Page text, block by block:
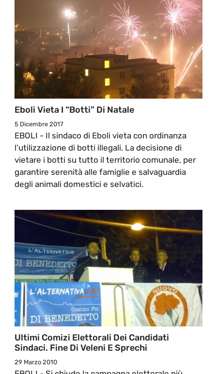
Eboli Vieta I “botti” Di Natale
5 Dicembre 2017
EBOLI - Il sindaco di Eboli vieta con ordinanza
l’utilizzazione di botti illegali. La decisione di
vietare i botti su tutto il territorio comunale, per
garantire serenità alle famiglie e salvaguardia
degli animali domestici e selvatici.
Ultimi Comizi Elettorali Dei Candidati
Sindaci. Fine Di Veleni E Sprechi
29 Marzo 2010